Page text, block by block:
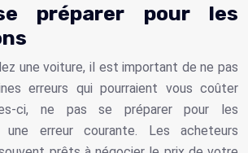
préparer pour les
une voiture, il est important de ne pas
erreurs qui pourraient vous coûter
ci, ne pas se préparer pour les
une erreur courante. Les acheteurs